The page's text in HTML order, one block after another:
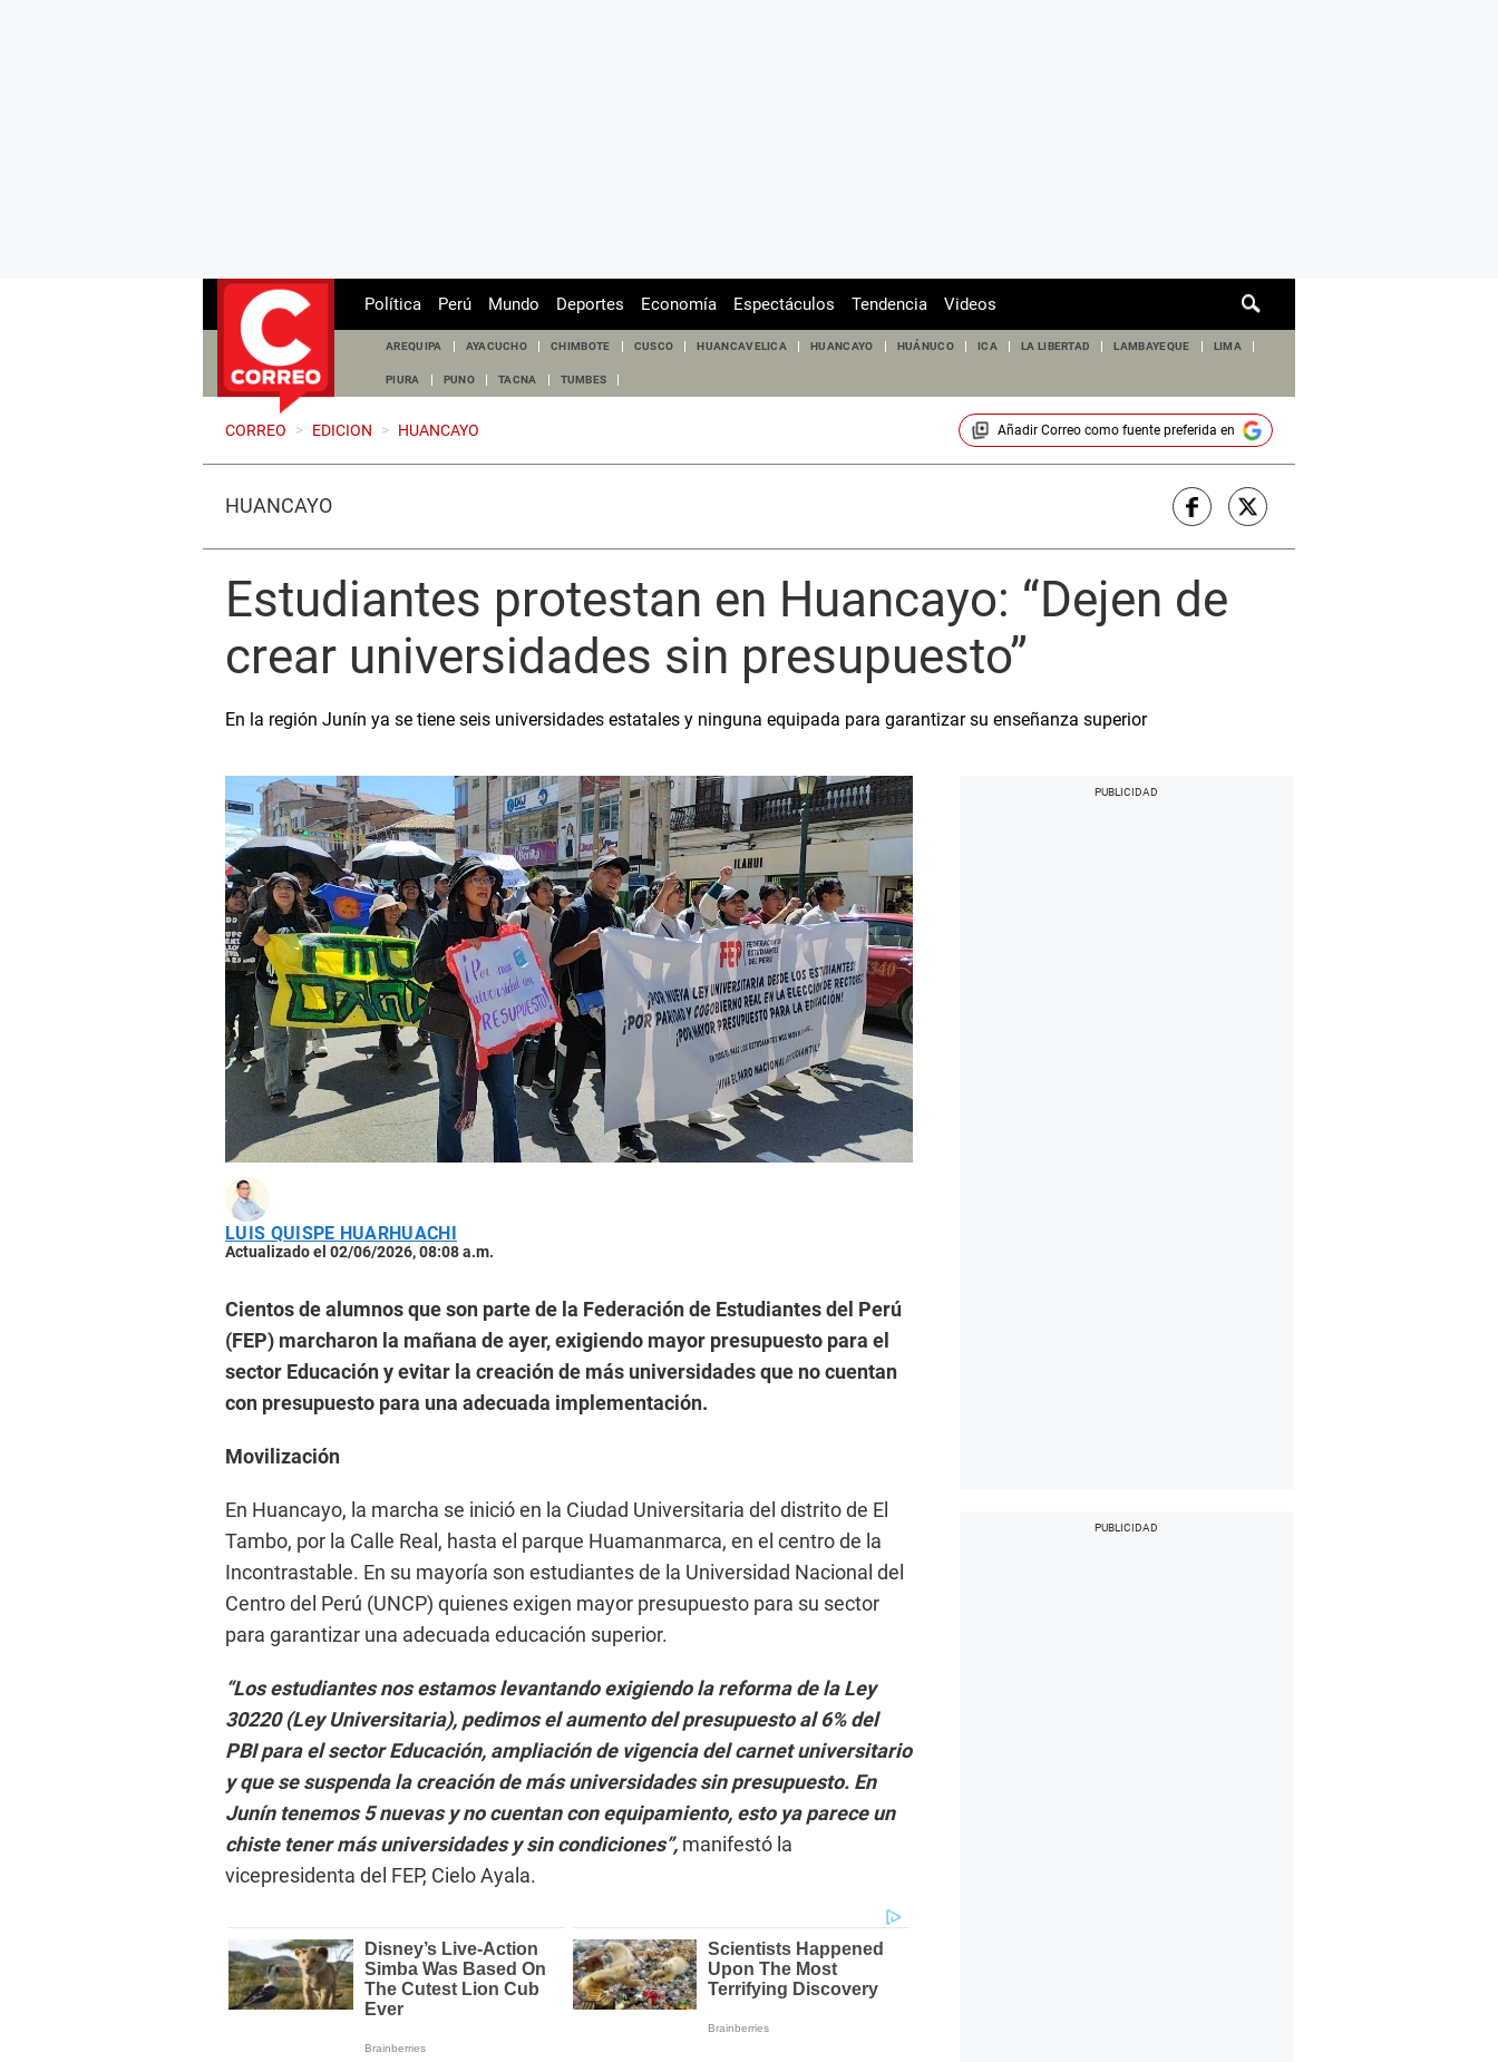
de
Política Perú Mundo Deportes Economía Espectáculos Tendencia Videos
AREQUIPA AYACUCHO CHIMBOTE CUSCO HUANCAVELICA HUANCAYO HUÁNUCO ICA LA LIBERTAD LAMBAYEQUE LIMA
PIURA PUNO TACNA TUMBES
CORREO > EDICION > HUANCAYO Añadir Correocomo fuente preferida en
HUANCAYO
Estudiantes protestan en Huancayo: “Dejen de
crear universidades sin presupuesto”
En la región Junín ya se tiene seis universidades estatales y ninguna equipada para garantizar su enseñanza superior
LUIS QUISPE HUARHUACHI
Actualizado el 02/06/2026, 08:08 a.m.
Cientos de alumnos que son parte de la Federación de Estudiantes del Perú
(FEP) marcharon la mañana de ayer, exigiendo mayor presupuesto para el
sector Educación y evitar la creación de más universidades que no cuentan
con presupuesto para una adecuada implementación.
Movilización
En Huancayo, la marcha se inició en la Ciudad Universitaria del distrito de El
Tambo, por la Calle Real, hasta el parque Huamanmarca, en el centro de la
Incontrastable. En su mayoría son estudiantes de la Universidad Nacional del
Centro del Perú (UNCP) quienes exigen mayor presupuesto para su sector
para garantizar una adecuada educación superior.
“Los estudiantes nos estamos levantando exigiendo la reforma de la Ley
30220 (Ley Universitaria), pedimos el aumento del presupuesto al 6% del
PBI para el sector Educación, ampliación de vigencia del carnet universitario
y que se suspenda la creación de más universidades sin presupuesto. En
Junín tenemos 5 nuevas y no cuentan con equipamiento, esto ya parece un
chiste tener más universidades y sin condiciones”, manifestó la
vicepresidenta del FEP, Cielo Ayala.